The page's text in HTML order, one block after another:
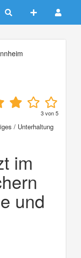
3von5
/ Unterhaltung
im
und